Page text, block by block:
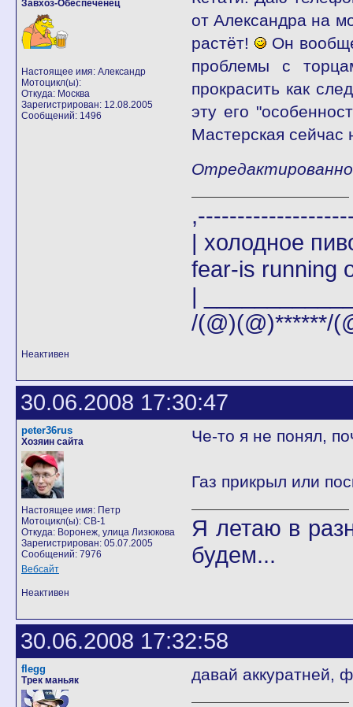
Завхоз-Обеспеченец
Настоящее имя: Александр
Мотоцикл(ы):
Откуда: Москва
Зарегистрирован: 12.08.2005
Сообщений: 1496
от Александра на
растёт!
Он
проблемы с
прокрасить как
эту его
Мастерская сейчас
| холодное
fear-is running
|
/(@)(@)******/
Неактивен
30.06.2008 17:30:47
peter36rus
Хозяин сайта
Настоящее имя: Петр
Мотоцикл(ы): CB-1
Откуда: Воронеж, улица Лизюкова
Зарегистрирован: 05.07.2005
Сообщений: 7976
Вебсайт
Че-то я не понял,
Газ прикрыл или
Я летаю в
будем...
Неактивен
30.06.2008 17:32:58
flegg
Трек маньяк давай аккуратней,